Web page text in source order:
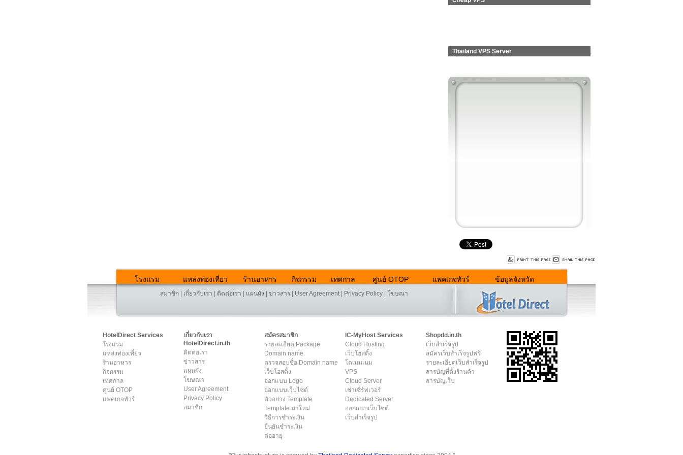
Thailand VPS Server
โรงแรม แหล่งท่องเที่ยว ร้านอาหาร กิจกรรม เทศกาล ศูนย์ OTOP แพคเกจทัวร์ ข้อมูลจังหวัด
สมาชิก เกี่ยวกับเรา ติดต่อเรา แผนผัง ข่าวสาร User Agreement| Privacy Policy โฆษณา
HotelDirect Services
โรงแรม
แหล่งท่องเที่ยว
ร้านอาหาร
กิจกรรม
เทศกาล
ศูนย์ OTOP
แพคเกจทัวร์
เกี่ยวกับเรา
HotelDirect.in.th
ติดต่อเรา
ข่าวสาร
แผนผัง
โฆษณา
User Agreement
Privacy Policy
สมาชิก
สมัครสมาชิก
รายละเอียด Package
Domain name
ตรวจสอบชื่อ Domain name
เว็บโฮสติ้ง
ออกแบบ Logo
ออกแบบเว็บไซต์
ตัวอย่าง Template
Template มาใหม่
วิธีการชำระเงิน
ยืนยันชำระเงิน
ต่ออายุ
IC-MyHost Services
Cloud Hosting
เว็บโฮสติ้ง
โดเมนเนม
VPS
Cloud Server
เช่าเซิร์ฟเวอร์
Dedicated Server
ออกแบบเว็บไซต์
เว็บสำเร็จรูป
Shopdd.in.th
เว็บสำเร็จรูป
สมัครเว็บสำเร็จรูปฟรี
รายละเอียดเว็บสำเร็จรูป
สารบัญที่ตั้งร้านค้า
สารบัญเว็บ